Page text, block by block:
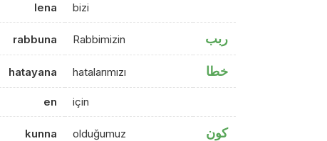
lena bizi
rabbuna Rabbimizin ربب
hatayana hatalarımızı خطا
en için
kunna olduğumuz كون